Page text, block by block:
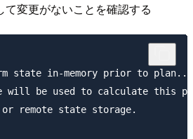
て変更がないことを確認する
state in-memory prior to plan...
will be used to calculate this
remote state storage.